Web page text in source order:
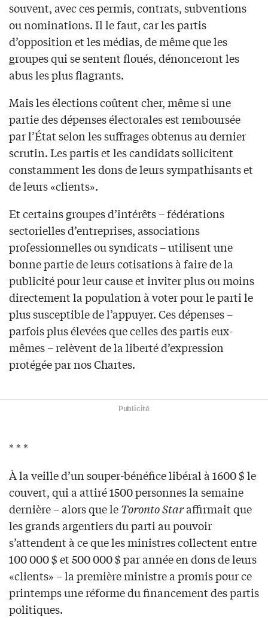
souvent, avec ces permis, contrats, subventions
ou nominations. Il le faut, car les partis
d’opposition et les médias, de même que les
groupes qui se sentent floués, dénonceront les
abus les plus flagrants.
Mais les élections coûtent cher, même si une
partie des dépenses électorales est remboursée
par l’État selon les suffrages obtenus au dernier
scrutin. Les partis et les candidats sollicitent
constamment les dons de leurs sympathisants et
de leurs «clients».
Et certains groupes d’intérêts – fédérations
sectorielles d’entreprises, associations
professionnelles ou syndicats – utilisent une
bonne partie de leurs cotisations à faire de la
publicité pour leur cause et inviter plus ou moins
directement la population à voter pour le parti le
plus susceptible de l’appuyer. Ces dépenses –
parfois plus élevées que celles des partis eux-
mêmes – relèvent de la liberté d’expression
protégée par nos Chartes.
Publicité
* * *
À la veille d’un souper-bénéfice libéral à 1600 $ le
couvert, qui a attiré 1500 personnes la semaine
dernière – alors que leToronto Staraffirmait que
les grands argentiers du parti au pouvoir
s’attendent à ce que les ministres collectent entre
100 000 $ et 500 000 $ par année en dons de leurs
«clients» – la première ministre a promis pour ce
printemps une réforme du financement des partis
politiques.